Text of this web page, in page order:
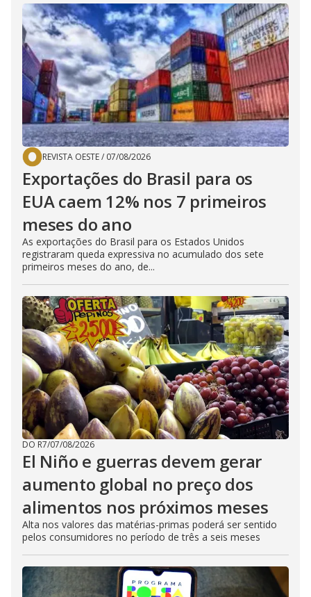
REVISTA OESTE/ 07/08/2026
Exportações do Brasil para os
EUA caem 12% nos 7 primeiros
meses do ano
As exportações do Brasil para os Estados Unidos
registraram queda expressiva no acumulado dos sete
primeiros meses do ano, de...
DO R7/07/08/2026
El Niño e guerras devem gerar
aumento global no preço dos
alimentos nos próximos meses
Alta nos valores das matérias-primas poderá ser sentido
pelos consumidores no período de três a seis meses